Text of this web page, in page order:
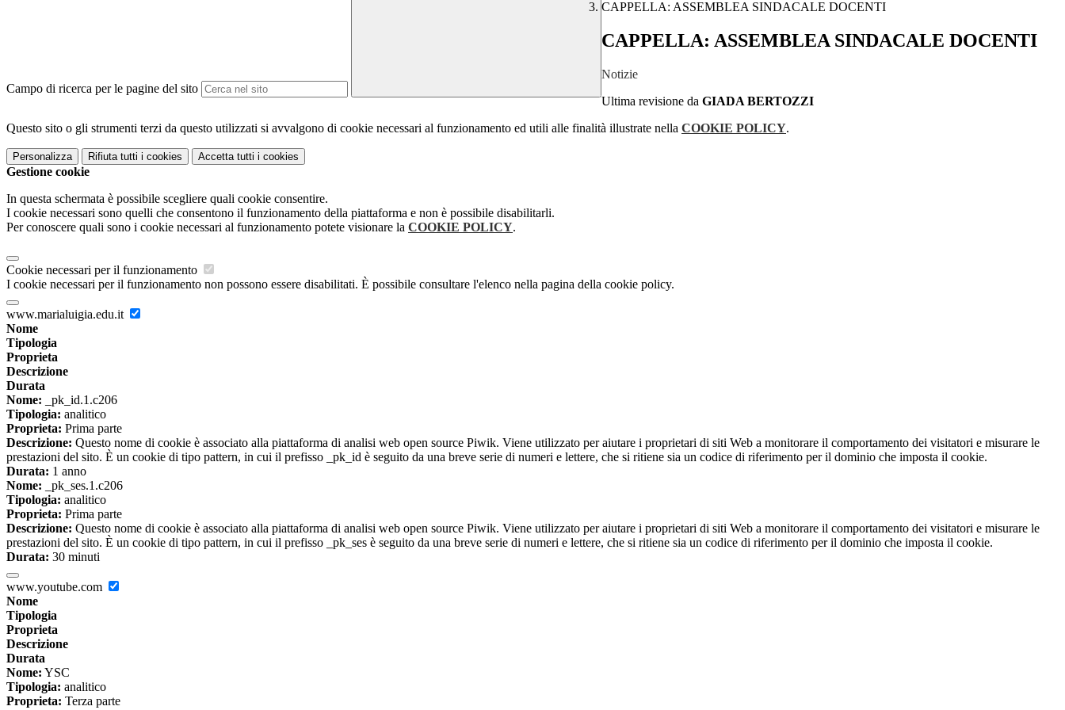
Campo di ricerca per le pagine del sito
CAPPELLA: ASSEMBLEA SINDACALE DOCENTI
CAPPELLA: ASSEMBLEA SINDACALE DOCENTI
Notizie
Ultima revisione da GIADA BERTOZZI
Questo sito o gli strumenti terzi da questo utilizzati si avvalgono di cookie necessari al funzionamento ed utili alle finalità illustrate nella COOKIE POLICY.
Personalizza Rifiuta tutti i cookies Accetta tutti i cookies
Gestione cookie
In questa schermata è possibile scegliere quali cookie consentire.
I cookie necessari sono quelli che consentono il funzionamento della piattaforma e non è possibile disabilitarli.
Per conoscere quali sono i cookie necessari al funzionamento potete visionare la COOKIE POLICY.
Cookie necessari per il funzionamento
I cookie necessari per il funzionamento non possono essere disabilitati. È possibile consultare l'elenco nella pagina della cookie policy.
www.marialuigia.edu.it
Nome
Tipologia
Proprieta
Descrizione
Durata
Nome: _pk_id.1.c206
Tipologia: analitico
Proprieta: Prima parte
Descrizione: Questo nome di cookie è associato alla piattaforma di analisi web open source Piwik. Viene utilizzato per aiutare i proprietari di siti Web a monitorare il comportamento dei visitatori e misurare le
prestazioni del sito. È un cookie di tipo pattern, in cui il prefisso _pk_id è seguito da una breve serie di numeri e lettere, che si ritiene sia un codice di riferimento per il dominio che imposta il cookie.
Durata: 1 anno
Nome: _pk_ses.1.c206
Tipologia: analitico
Proprieta: Prima parte
Descrizione: Questo nome di cookie è associato alla piattaforma di analisi web open source Piwik. Viene utilizzato per aiutare i proprietari di siti Web a monitorare il comportamento dei visitatori e misurare le
prestazioni del sito. È un cookie di tipo pattern, in cui il prefisso _pk_ses è seguito da una breve serie di numeri e lettere, che si ritiene sia un codice di riferimento per il dominio che imposta il cookie.
Durata: 30 minuti
www.youtube.com
Nome
Tipologia
Proprieta
Descrizione
Durata
Nome: YSC
Tipologia: analitico
Proprieta: Terza parte